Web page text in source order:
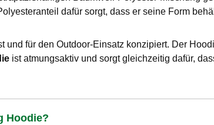
dafür sorgt, dass er seine Form
und für den Outdoor-Einsatz konzipiert. Der
ist atmungsaktiv und sorgt gleichzeitig dafür,
Hoodie?